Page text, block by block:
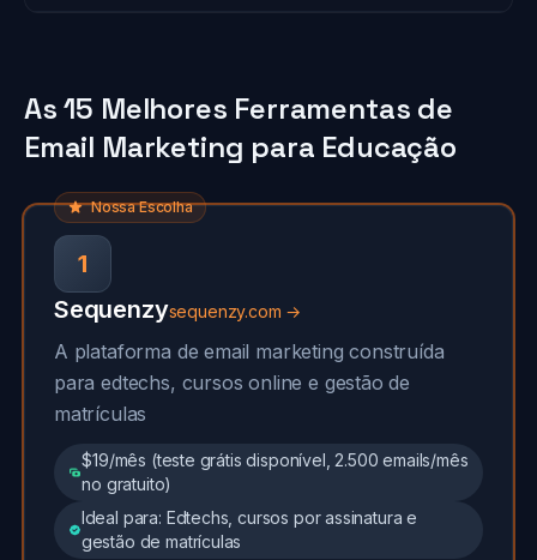
As 15 Melhores Ferramentas de
Email Marketing para Educação
Nossa Escolha
1
Sequenzysequenzy.com →
A plataforma de email marketing construída
para edtechs, cursos online e gestão de
matrículas
$19/mês (teste grátis disponível, 2.500 emails/mês
no gratuito)
Ideal para: Edtechs, cursos por assinatura e
gestão de matrículas